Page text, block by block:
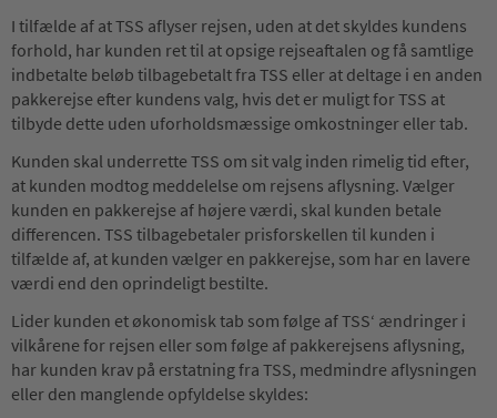
I tilfælde af at TSS aflyser rejsen, uden at det skyldes kundens
forhold, har kunden ret til at opsige rejseaftalen og få samtlige
indbetalte beløb tilbagebetalt fra TSS eller at deltage i en anden
pakkerejse efter kundens valg, hvis det er muligt for TSS at
tilbyde dette uden uforholdsmæssige omkostninger eller tab.
Kunden skal underrette TSS om sit valg inden rimelig tid efter,
at kunden modtog meddelelse om rejsens aflysning. Vælger
kunden en pakkerejse af højere værdi, skal kunden betale
differencen. TSS tilbagebetaler prisforskellen til kunden i
tilfælde af, at kunden vælger en pakkerejse, som har en lavere
værdi end den oprindeligt bestilte.
Lider kunden et økonomisk tab som følge af TSS‘ ændringer i
vilkårene for rejsen eller som følge af pakkerejsens aflysning,
har kunden krav på erstatning fra TSS, medmindre aflysningen
eller den manglende opfyldelse skyldes: